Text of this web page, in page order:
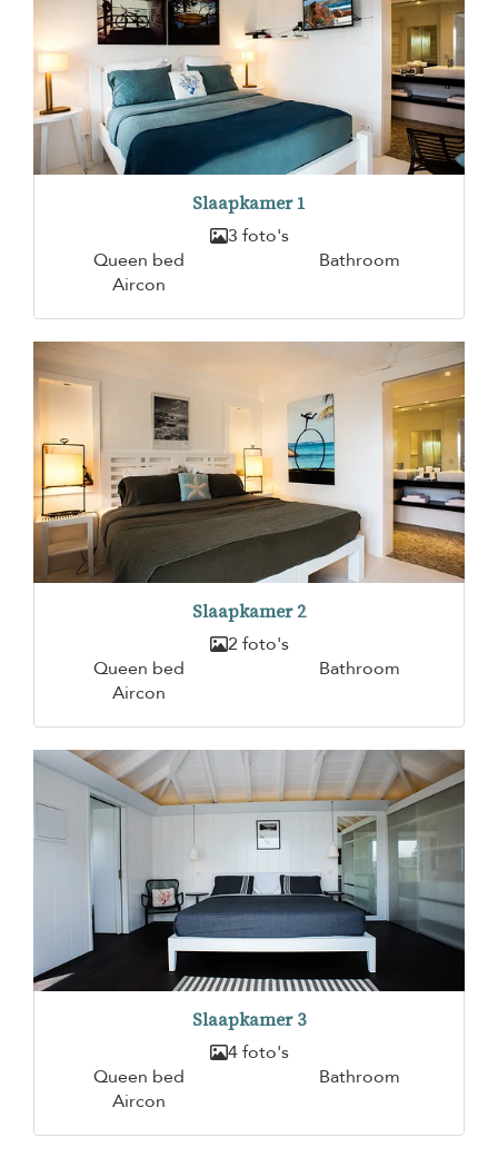
Slaapkamer 1
3 foto's
Queen bed
Bathroom
Aircon
Slaapkamer 2
2 foto's
Queen bed
Bathroom
Aircon
Slaapkamer 3
4 foto's
Queen bed
Bathroom
Aircon